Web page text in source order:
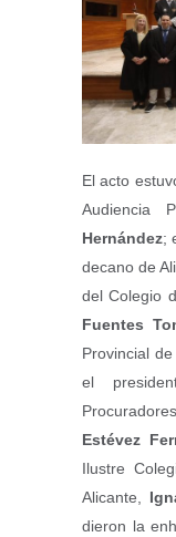
El acto
Audiencia
Hernández;
decano de
del Colegio
Fuentes
Provincial
el
Estévez
Ilustre
Alicante,
dieron la